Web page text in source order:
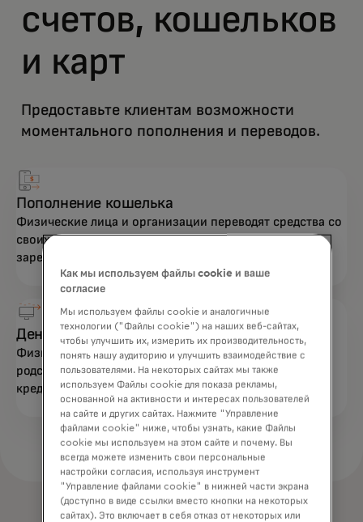
счетов, кошельков
и карт
Предоставьте клиентам возможности
моментального пополнения и переводов.
Пополнение кошелька
Физические лица и организации переводят средства со
своих карт в цифровое платежное приложение,
зарегистрированное на их имя.
Денежные переводы с карты
Физические лица отправляют деньги друзьям или
родственникам, оплачивая перевод с помощью
кредитной или дебетовой карты.
Как мы используем файлы cookie и ваше
согласие
Мы используем файлы cookie и аналогичные
технологии ("Файлы cookie") на наших веб-сайтах,
чтобы улучшить их, измерить их производительность,
понять нашу аудиторию и улучшить взаимодействие с
пользователями. На некоторых сайтах мы также
используем Файлы cookie для показа рекламы,
основанной на активности и интересах пользователей
на сайте и других сайтах. Нажмите "Управление
файлами cookie" ниже, чтобы узнать, какие Файлы
cookie мы используем на этом сайте и почему. Вы
всегда можете изменить свои персональные
настройки согласия, используя инструмент
"Управление файлами cookie" в нижней части экрана
(доступно в виде ссылки вместо кнопки на некоторых
сайтах). Это включает в себя отказ от некоторых или